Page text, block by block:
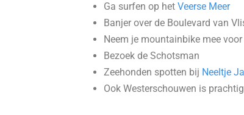
Ga surfen op hetVeerse Meer
Banjer over de Boulevard van
Neem je mountainbike mee
Bezoek de Schotsman
Zeehonden spotten bij Neeltje
Ook Westerschouwen is